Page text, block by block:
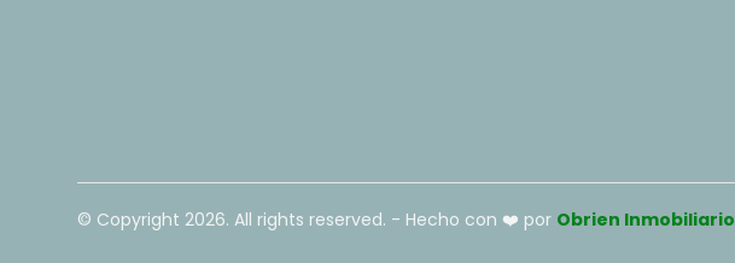
© Copyright 2026. All rights reserved. - Hecho con ❤️ por Obrien Inmobiliario